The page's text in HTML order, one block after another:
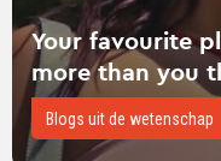
Your favourite
more than you
Blogs uit de wetenschap
think!